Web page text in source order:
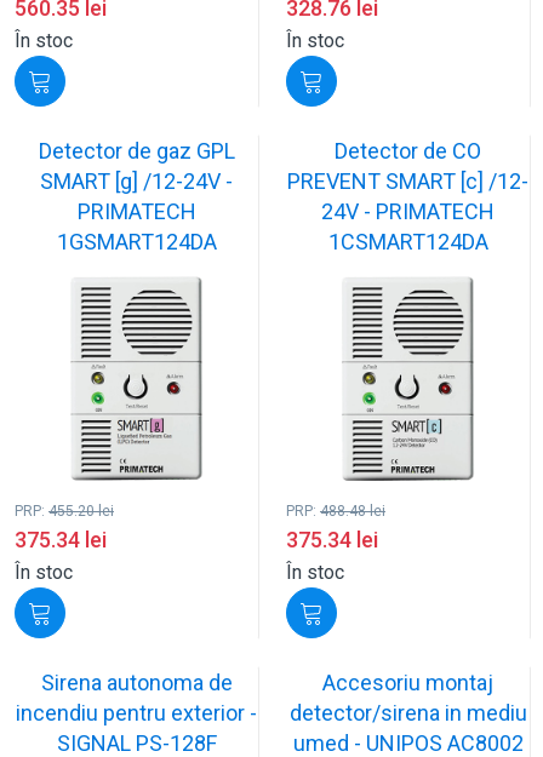
560.35 lei
În stoc
328.76 lei
În stoc
Detector de gaz GPL
SMART [g] /12-24V -
PRIMATECH
1GSMART124DA
PRP: 455.20lei
375.34 lei
În stoc
Detector de CO
PREVENT SMART [c] /12-
24V - PRIMATECH
1CSMART124DA
PRP: 488.48lei
375.34 lei
În stoc
Sirena autonoma de
incendiu pentru exterior -
SIGNAL PS-128F
Accesoriu montaj
detector/sirena in mediu
umed - UNIPOS AC8002